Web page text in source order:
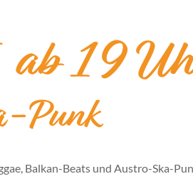
19
Punk
Balkan-Beats und Austro-Ska-